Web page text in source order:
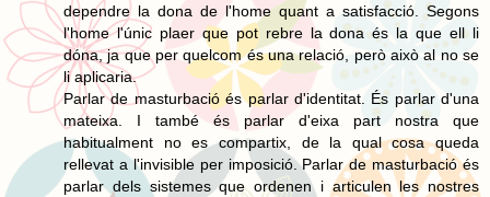
dependre la dona de l'home quant a satisfacció. Segons
l'home l'únic plaer que pot rebre la dona és la que ell li
dóna, ja que per quelcom és una relació, però això al no se
li aplicaria.
Parlar de masturbació és parlar d'identitat. És parlar d'una
mateixa. I també és parlar d'eixa part nostra que
habitualment no es compartix, de la qual cosa queda
rellevat a l'invisible per imposició. Parlar de masturbació és
parlar dels sistemes que ordenen i articulen les nostres